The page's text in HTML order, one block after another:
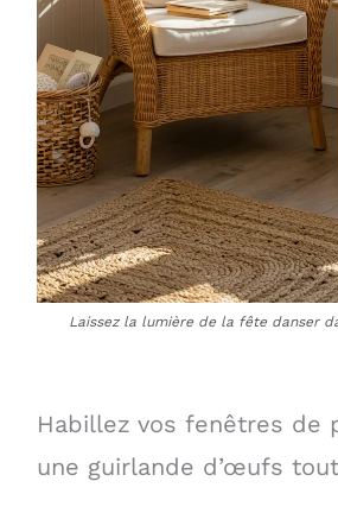
Laissez la lumière de la fête danser
Habillez vos fenêtres de
une guirlande d’œufs